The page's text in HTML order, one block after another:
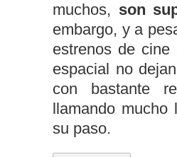
muchos, son
embargo, y a
estrenos de cine
espacial no
con bastante
llamando
su paso.